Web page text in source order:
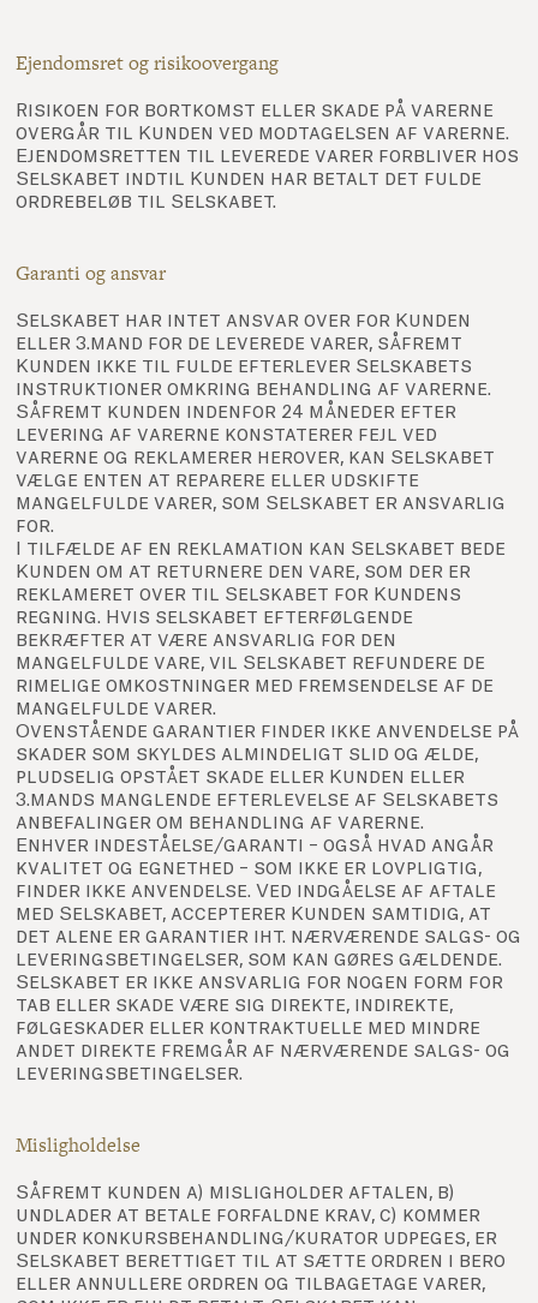
Ejendomsret og risikoovergang
Risikoen for bortkomst eller skade på varerne
overgår til Kunden ved modtagelsen af varerne.
Ejendomsretten til leverede varer forbliver hos
Selskabet indtil Kunden har betalt det fulde
ordrebeløb til Selskabet.
Garanti og ansvar
Selskabet har intet ansvar over for Kunden
eller 3.mand for de leverede varer, såfremt
Kunden ikke til fulde efterlever Selskabets
instruktioner omkring behandling af varerne.
Såfremt kunden indenfor 24 måneder efter
levering af varerne konstaterer fejl ved
varerne og reklamerer herover, kan Selskabet
vælge enten at reparere eller udskifte
mangelfulde varer, som Selskabet er ansvarlig
for.
I tilfælde af en reklamation kan Selskabet bede
Kunden om at returnere den vare, som der er
reklameret over til Selskabet for Kundens
regning. Hvis selskabet efterfølgende
bekræfter at være ansvarlig for den
mangelfulde vare, vil Selskabet refundere de
rimelige omkostninger med fremsendelse af de
mangelfulde varer.
Ovenstående garantier finder ikke anvendelse på
skader som skyldes almindeligt slid og ælde,
pludselig opstået skade eller Kunden eller
3.mands manglende efterlevelse af Selskabets
anbefalinger om behandling af varerne.
Enhver indeståelse/garanti – også hvad angår
kvalitet og egnethed – som ikke er lovpligtig,
finder ikke anvendelse. Ved indgåelse af aftale
med Selskabet, accepterer Kunden samtidig, at
det alene er garantier iht. nærværende salgs- og
leveringsbetingelser, som kan gøres gældende.
Selskabet er ikke ansvarlig for nogen form for
tab eller skade være sig direkte, indirekte,
følgeskader eller kontraktuelle med mindre
andet direkte fremgår af nærværende salgs- og
leveringsbetingelser.
Misligholdelse
Såfremt kunden a) misligholder aftalen, b)
undlader at betale forfaldne krav, c) kommer
under konkursbehandling/kurator udpeges, er
Selskabet berettiget til at sætte ordren i bero
eller annullere ordren og tilbagetage varer,